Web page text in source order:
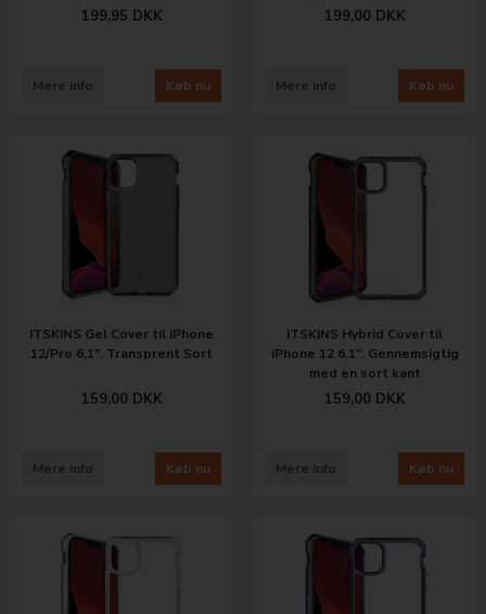
199,95 DKK
Køb nu
Mere info
199,00 DKK
Køb nu
Mere info
ITSKINS Gel Cover til iPhone
12/Pro 6,1". Transprent Sort
159,00 DKK
Køb nu
Mere info
ITSKINS Hybrid Cover til
iPhone 12 6,1". Gennemsigtig
med en sort kant
159,00 DKK
Køb nu
Mere info